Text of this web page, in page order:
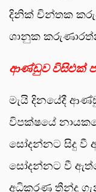
දිනික් චින්තක
ශානුක
ආණ්ඩුව විසිඑක්
මැයි දිනයේදී
විපක්ෂයේ
සෝදන්නට සිදු වී
සෝදන්නට වී
අධිකරණ තීන්දු